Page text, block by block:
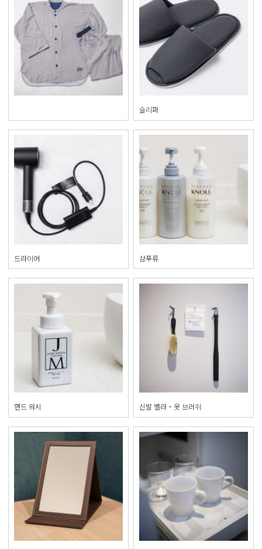
슬리퍼
드라이어 샴푸류
핸드 워시 신발 벨라・옷 브러쉬